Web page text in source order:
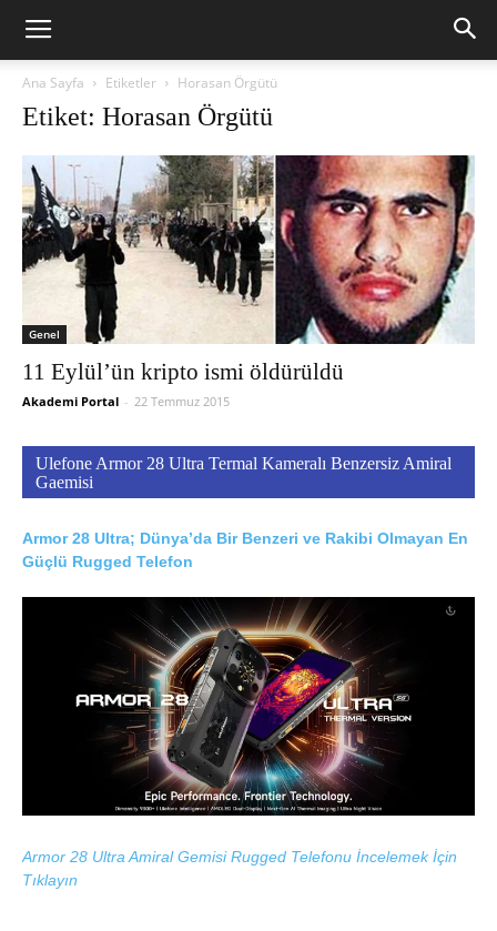
Ana Sayfa Etiketler Horasan Örgütü
Etiket: Horasan Örgütü
Genel
11 Eylül’ün kripto ismi öldürüldü
Akademi Portal - 22 Temmuz 2015
Ulefone Armor 28 Ultra Termal Kameralı Benzersiz Amiral
Gaemisi
Armor 28 Ultra; Dünya’da Bir Benzeri ve Rakibi Olmayan En
Güçlü Rugged Telefon
Armor 28 Ultra Amiral Gemisi Rugged Telefonu İncelemek İçin
Tıklayın